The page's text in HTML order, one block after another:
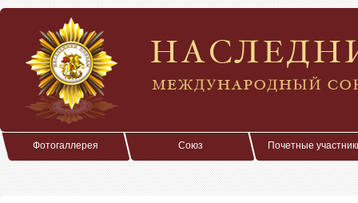
Фотогаллерея Союз Почетные